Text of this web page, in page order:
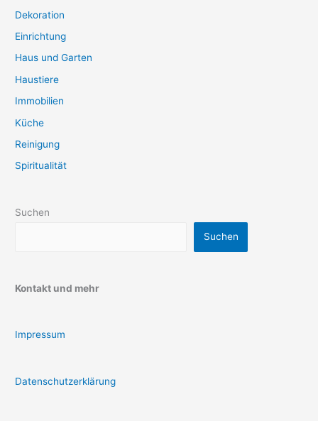
Dekoration
Einrichtung
Haus und Garten
Haustiere
Immobilien
Küche
Reinigung
Spiritualität
Suchen
Suchen
Kontakt und mehr
Impressum
Datenschutzerklärung